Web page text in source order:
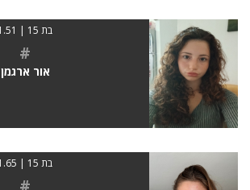
בת 15 | 1.51
#
אור ארגמן
בת 15 | 1.65